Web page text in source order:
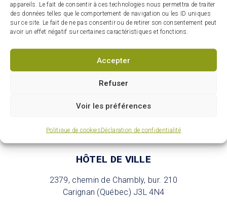
appareils. Le fait de consentir à ces technologies nous permettra de traiter
des données telles que le comportement de navigation ou les ID uniques
sur ce site. Le fait de ne pas consentir ou de retirer son consentement peut
avoir un effet négatif sur certaines caractéristiques et fonctions.
Accepter
Refuser
Voir les préférences
Politique de cookiesDéclaration de confidentialité
Infolettre : restez
connectés sur votre ville
HÔTEL DE VILLE
2379, chemin de Chambly, bur. 210
Carignan (Québec) J3L 4N4